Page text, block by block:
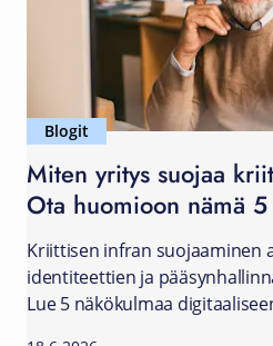
Blogit
Miten yritys suojaa
Ota huomioon nämä
Kriittisen infran suojaaminen
identiteettien ja
Lue 5 näkökulmaa